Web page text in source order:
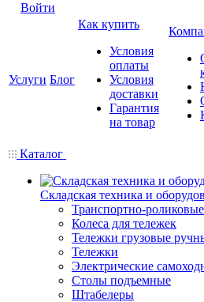
Войти
Услуги Блог
Как купить
Условия
оплаты
Условия
доставки
Гарантия
на товар
Каталог
Складская техника и
Транспортно-
Колеса для тележек
Тележки грузовые
Тележки
Электрические
Столы подъемные
Штабелеры